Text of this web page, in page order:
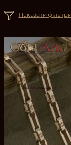
Показати фільтри